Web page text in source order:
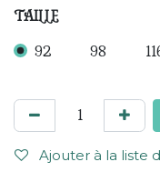
TAILLE
92 98
Ajouter à la liste